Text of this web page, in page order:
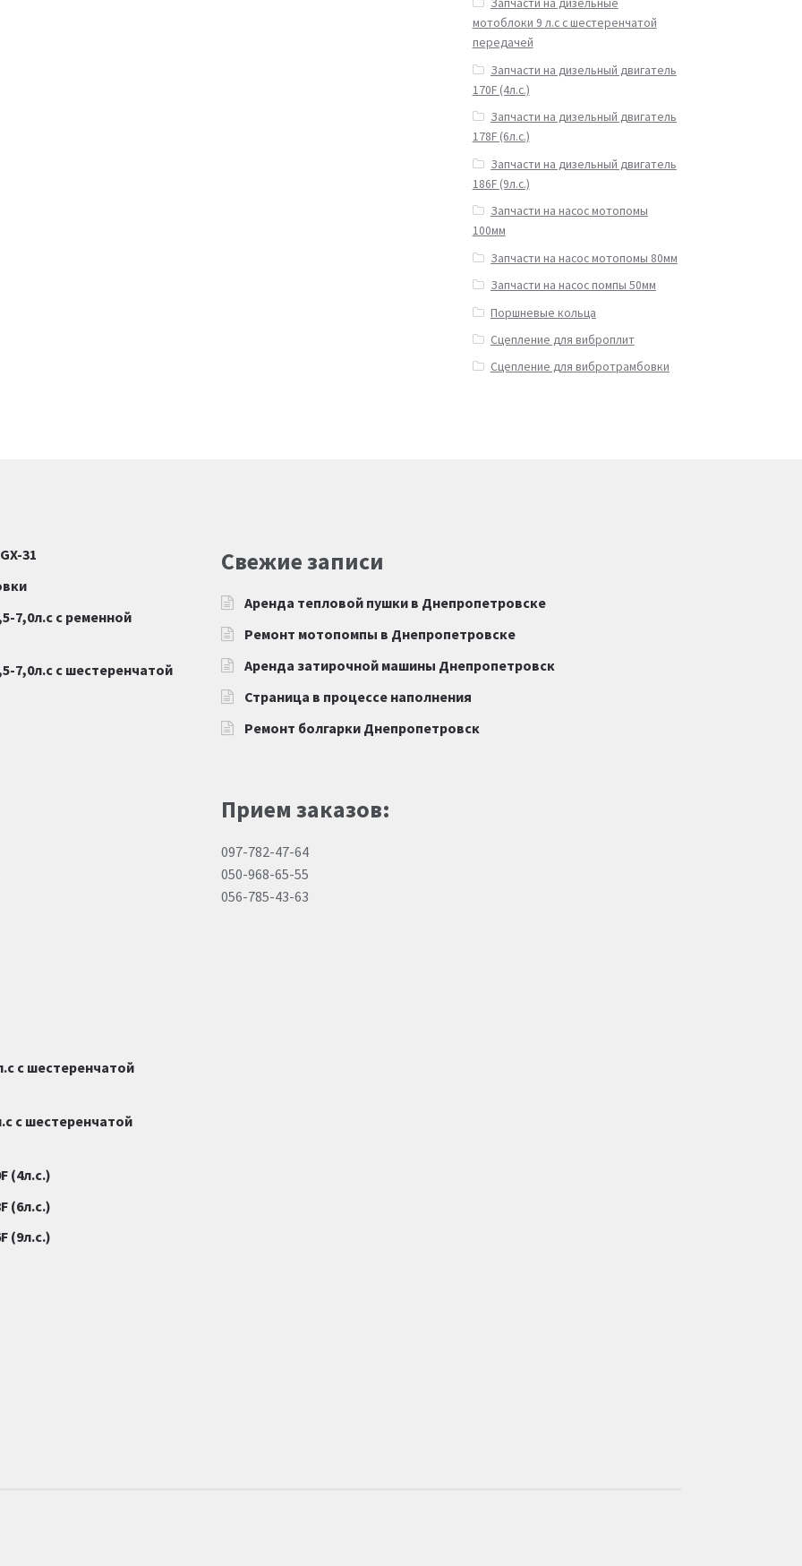
Запчасти на дизельные
мотоблоки 9 л.с с шестеренчатой
передачей
Запчасти на дизельный двигатель
170F (4л.с.)
Запчасти на дизельный двигатель
178F (6л.с.)
Запчасти на дизельный двигатель
186F (9л.с.)
Запчасти на насос мотопомы
100мм
Запчасти на насос мотопомы 80мм
Запчасти на насос помпы 50мм
Поршневые кольца
Сцепление для виброплит
Сцепление для вибротрамбовки
31
7,0л.с с ременной
7,0л.с с шестеренчатой
с шестеренчатой
с шестеренчатой
(4л.с.)
(6л.с.)
(9л.с.)
Свежие записи
Аренда тепловой пушки в Днепропетровске
Ремонт мотопомпы в Днепропетровске
Аренда затирочной машины Днепропетровск
Страница в процессе наполнения
Ремонт болгарки Днепропетровск
Прием заказов:
097-782-47-64
050-968-65-55
056-785-43-63